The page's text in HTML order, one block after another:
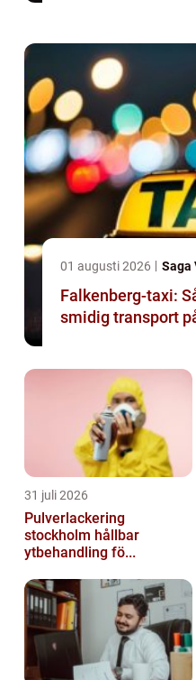
01 augusti 2026 Saga
Falkenberg-taxi:
smidig transport
31 juli 2026
Pulverlackering
stockholm hållbar
ytbehandling fö...